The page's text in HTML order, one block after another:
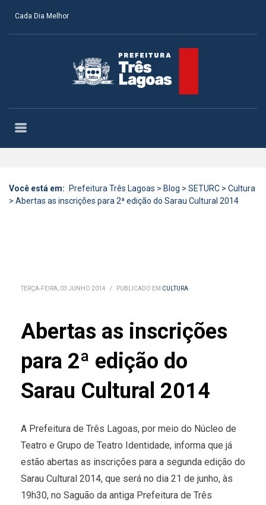
Cada Dia Melhor
Você está em: Prefeitura Três Lagoas > Blog > SETURC > Cultura
> Abertas as inscrições para 2ª edição do Sarau Cultural 2014
TERÇA-FEIRA, 03 JUNHO 2014 / PUBLICADO EM CULTURA
Abertas as inscrições
para 2ª edição do
Sarau Cultural 2014
A Prefeitura de Três Lagoas, por meio do Núcleo de
Teatro e Grupo de Teatro Identidade, informa que já
estão abertas as inscrições para a segunda edição do
Sarau Cultural 2014, que será no dia 21 de junho, às
19h30, no Saguão da antiga Prefeitura de Três